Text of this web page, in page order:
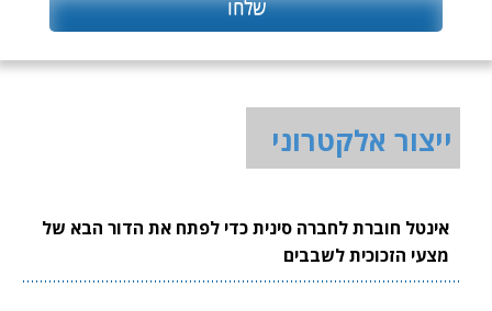
ייצור אלקטרוני
אינטל חוברת לחברה סינית כדי לפתח את הדור הבא של
מצעי הזכוכית לשבבים